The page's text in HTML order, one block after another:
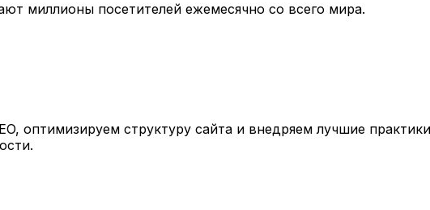
миллионы посетителей ежемесячно со всего мира.
оптимизируем структуру сайта и внедряем лучшие